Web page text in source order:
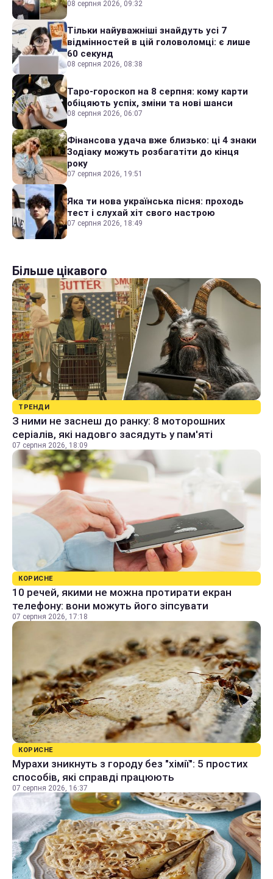
08 серпня 2026, 09:32
Тільки найуважніші знайдуть усі 7
відмінностей в цій головоломці: є лише
60 секунд
08 серпня 2026, 08:38
Таро-гороскоп на 8 серпня: кому карти
обіцяють успіх, зміни та нові шанси
08 серпня 2026, 06:07
Фінансова удача вже близько: ці 4 знаки
Зодіаку можуть розбагатіти до кінця
року
07 серпня 2026, 19:51
Яка ти нова українська пісня: проходь
тест і слухай хіт свого настрою
07 серпня 2026, 18:49
Більше цікавого
ТРЕНДИ
З ними не заснеш до ранку: 8 моторошних
серіалів, які надовго засядуть у пам'яті
07 серпня 2026, 18:09
КОРИСНЕ
10 речей, якими не можна протирати екран
телефону: вони можуть його зіпсувати
07 серпня 2026, 17:18
КОРИСНЕ
Мурахи зникнуть з городу без "хімії": 5 простих
способів, які справді працюють
07 серпня 2026, 16:37